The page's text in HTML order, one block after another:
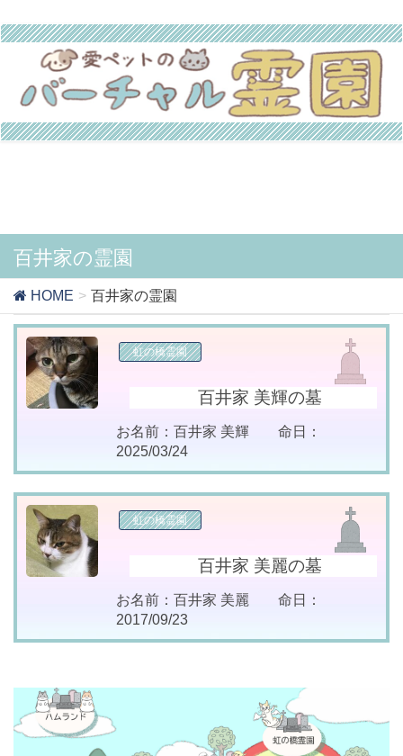
百井家の霊園
HOME 百井家の霊園
虹の橋霊園
百井家 美輝の墓
お名前：百井家 美輝 命日：
2025/03/24
虹の橋霊園
百井家 美麗の墓
お名前：百井家 美麗 命日：
2017/09/23